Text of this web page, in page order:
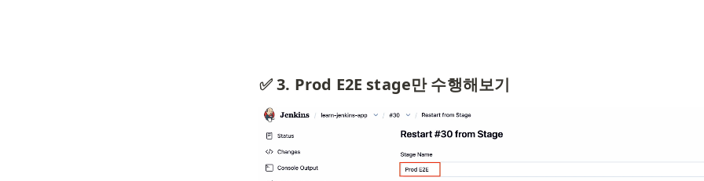
✅ 3. Prod E2E stage만 수행해보기